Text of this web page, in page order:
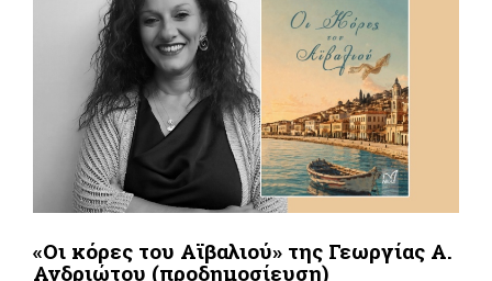
«Οι κόρες του Αϊβαλιού» της Γεωργίας Α.
Ανδριώτου (προδημοσίευση)